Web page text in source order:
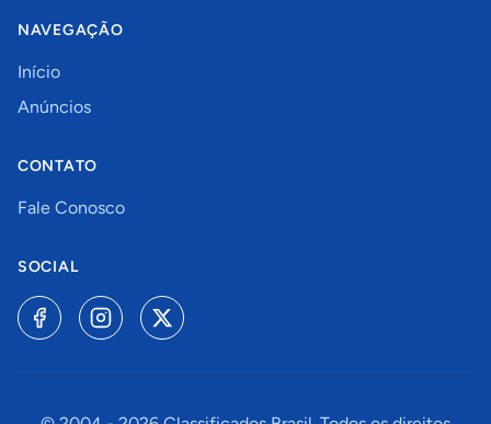
NAVEGAÇÃO
Início
Anúncios
CONTATO
Fale Conosco
SOCIAL